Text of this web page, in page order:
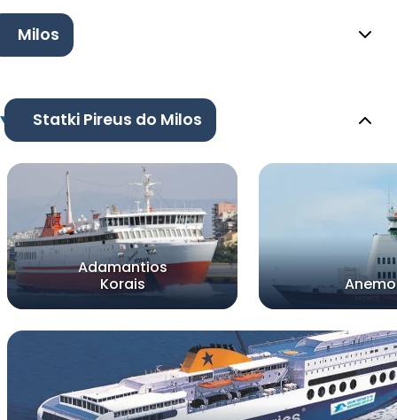
Milos
Statki Pireus do Milos
Adamantios
Korais